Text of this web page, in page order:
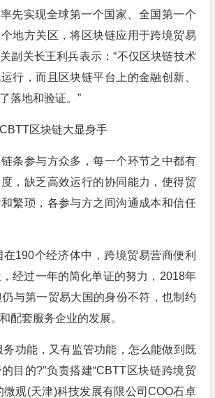
先实现全球第一个国家、全国第一个
地方关区，将区块链应用于跨境贸易
副关长王利兵表示：“不仅区块链技术
行，而且区块链平台上的金融创新、
落地和验证。”
区块链大显身手
参与方众多，每一个环节之中都有
，缺乏高效运行的协同能力，使得贸
繁琐，各参与方之间沟通成本和信任
个经济体中，跨境贸易营商便利
经过一年的简化单证的努力，2018年
与第一贸易大国的身份不符，也制约
配套服务企业的发展。
功能，又有监管功能，怎么能做到既
目的?”负责搭建“CBTT区块链跨境贸
微观(天津)科技发展有限公司COO石卓